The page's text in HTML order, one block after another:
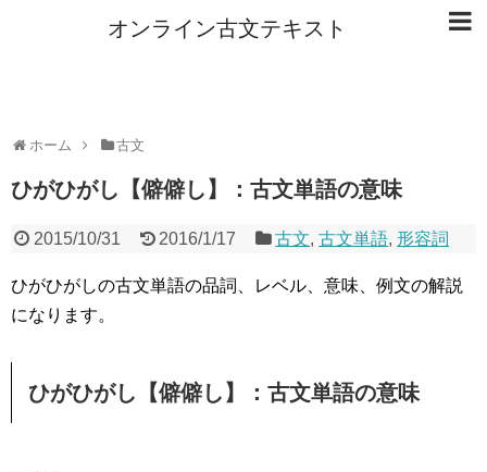
オンライン古文テキスト
ホーム 古文
ひがひがし【僻僻し】：古文単語の意味
2015/10/31 2016/1/17 古文,古文単語,形容詞
ひがひがしの古文単語の品詞、レベル、意味、例文の解説
になります。
ひがひがし【僻僻し】：古文単語の意味